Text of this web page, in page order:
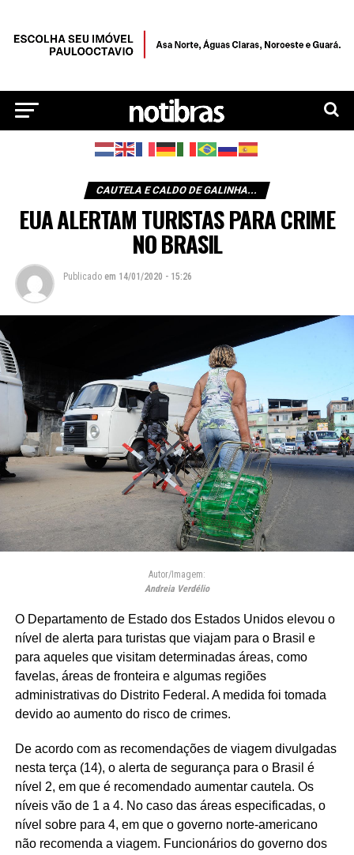
CAUTELA E CALDO DE GALINHA...
EUA ALERTAM TURISTAS PARA CRIME
NO BRASIL
Publicado em 14/01/2020 - 15:26
Autor/Imagem:
Andreia Verdélio
O Departamento de Estado dos Estados Unidos elevou o
nível de alerta para turistas que viajam para o Brasil e
para aqueles que visitam determinadas áreas, como
favelas, áreas de fronteira e algumas regiões
administrativas do Distrito Federal. A medida foi tomada
devido ao aumento do risco de crimes.
De acordo com as recomendações de viagem divulgadas
nesta terça (14), o alerta de segurança para o Brasil é
nível 2, em que é recomendado aumentar cautela. Os
níveis vão de 1 a 4. No caso das áreas especificadas, o
nível sobre para 4, em que o governo norte-americano
não recomenda a viagem. Funcionários do governo dos